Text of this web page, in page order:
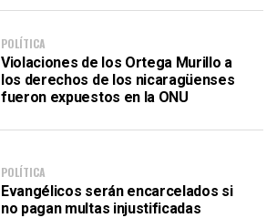
POLÍTICA
Violaciones de los Ortega Murillo a
los derechos de los nicaragüenses
fueron expuestos en la ONU
POLÍTICA
Evangélicos serán encarcelados si
no pagan multas injustificadas